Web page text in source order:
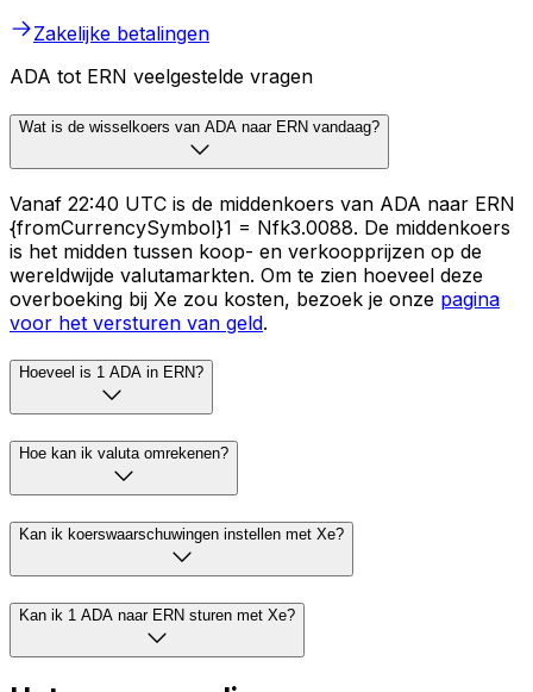
Zakelijke betalingen
ADA tot ERN veelgestelde vragen
Wat is de wisselkoers van ADA naar ERN vandaag?
Vanaf 22:40 UTC is de middenkoers van ADA naar ERN
{fromCurrencySymbol}1 = Nfk3.0088. De middenkoers
is het midden tussen koop- en verkoopprijzen op de
wereldwijde valutamarkten. Om te zien hoeveel deze
overboeking bij Xe zou kosten, bezoek je onze pagina
voor het versturen van geld.
Hoeveel is 1 ADA in ERN?
Hoe kan ik valuta omrekenen?
Kan ik koerswaarschuwingen instellen met Xe?
Kan ik 1 ADA naar ERN sturen met Xe?